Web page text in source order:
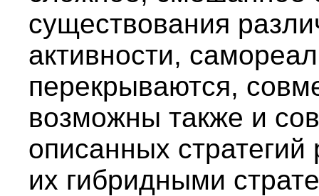
существования
активности,
перекрываются,
возможны также и
описанных
их гибридными